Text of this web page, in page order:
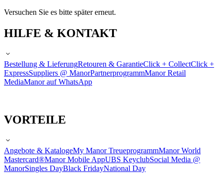
Versuchen Sie es bitte später erneut.
HILFE & KONTAKT
Bestellung & LieferungRetouren & GarantieClick + CollectClick +
ExpressSuppliers @ ManorPartnerprogrammManor Retail
MediaManor auf WhatsApp
VORTEILE
Angebote & KatalogeMy Manor TreueprogrammManor World
Mastercard®Manor Mobile AppUBS KeyclubSocial Media @
ManorSingles DayBlack FridayNational Day